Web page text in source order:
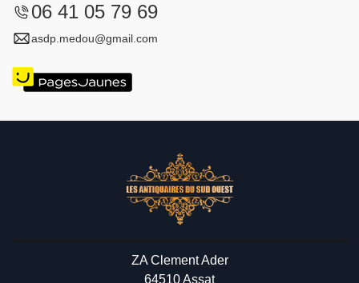
06 41 05 79 69
asdp.medou@gmail.com
ZA Clement Ader
64510 Assat